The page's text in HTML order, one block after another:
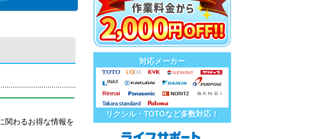
関わるお得な情報を
対応メーカー
リクシル・TOTOなど多数対応！